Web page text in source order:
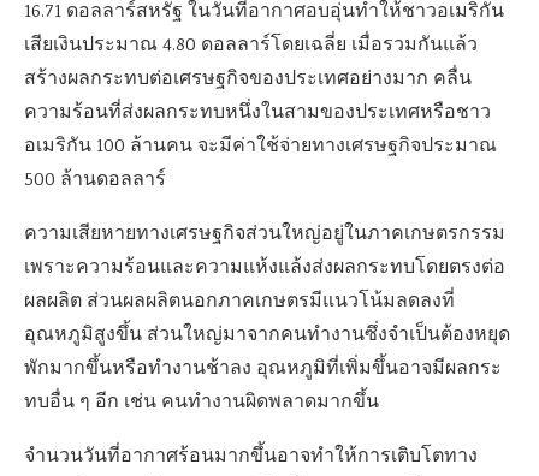
16.71 ดอลลาร์สหรัฐ ในวันที่อากาศอบอุ่นทำให้ชาวอเมริกัน
เสียเงินประมาณ 4.80 ดอลลาร์โดยเฉลี่ย เมื่อรวมกันแล้ว
สร้างผลกระทบต่อเศรษฐกิจของประเทศอย่างมาก คลื่น
ความร้อนที่ส่งผลกระทบหนึ่งในสามของประเทศหรือชาว
อเมริกัน 100 ล้านคน จะมีค่าใช้จ่ายทางเศรษฐกิจประมาณ
500 ล้านดอลลาร์
ความเสียหายทางเศรษฐกิจส่วนใหญ่อยู่ในภาคเกษตรกรรม​
เพราะความร้อนและความแห้งแล้งส่งผลกระทบโดยตรงต่อ
ผลผลิต ส่วนผลผลิตนอกภาคเกษตรมีแนวโน้มลดลงที่
อุณหภูมิสูงขึ้น ส่วนใหญ่มาจากคนทำงานซึ่งจำเป็นต้องหยุด
พักมากขึ้นหรือทำงานช้าลง อุณหภูมิที่เพิ่มขึ้นอาจมีผลกระ
ทบอื่น ๆ อีก เช่น คนทำงานผิดพลาดมากขึ้น
จำนวนวันที่อากาศร้อนมากขึ้นอาจทำให้การเติบโตทาง